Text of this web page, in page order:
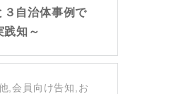
３自治体事例で
践知～
,会員向け告知,お